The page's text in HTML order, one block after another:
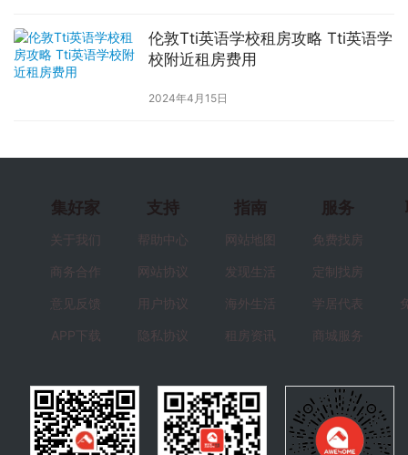
伦敦Tti英语学校租房攻略 Tti英语学
校附近租房费用
2024年4月15日
集好家
关于我们
商务合作
意见反馈
APP下载
支持
帮助中心
网站协议
用户协议
隐私协议
指南
网站地图
发现生活
海外生活
租房资讯
服务
免费找房
定制找房
学居代表
商城服务